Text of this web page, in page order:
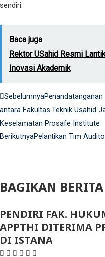
sendiri.
Baca juga
Rektor USahid Resmi
Inovasi Akademik
Prev
SebelumnyaPenandatanganan
antara Fakultas Teknik Usahid
Keselamatan Prosafe Institute
BerikutnyaPelantikan Tim
BAGIKAN BERITA
PENDIRI FAK.
APPTHI DITERIMA
DI ISTANA